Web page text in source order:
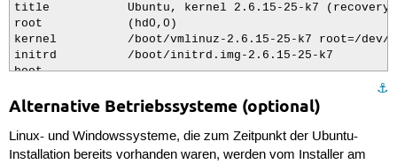
title           Ubuntu, kernel 2.6.15-25-k7 (recovery
root            (hd0,0)
kernel          /boot/vmlinuz-2.6.15-25-k7 root=/dev/
initrd          /boot/initrd.img-2.6.15-25-k7
boot
root            (hd0,0)
kernel          /boot/memtest86+.bin
boot
### END DEBIAN AUTOMAGIC KERNELS LIST
⚓︎
Alternative Betriebssysteme (optional)
Linux- und Windowssysteme, die zum Zeitpunkt der Ubuntu-
Installation bereits vorhanden waren, werden vom Installer am